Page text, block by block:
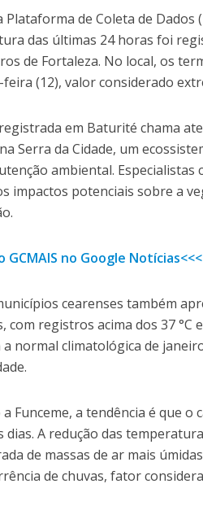
Plataforma de Coleta de Dados
das últimas 24 horas foi
de Fortaleza. No local, os
(12), valor considerado
em Baturité chama
Serra da Cidade, um
ambiental. Especialistas
impactos potenciais sobre a
GCMAIS no Google Notícias<<<
cearenses também
com registros acima dos 37
normal climatológica de
Funceme, a tendência é que
dias. A redução das
de massas de ar mais
de chuvas, fator